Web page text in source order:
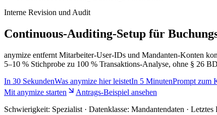
Interne Revision und Audit
Continuous-Auditing-Setup für
anymize entfernt Mitarbeiter-User-IDs und Mandanten-Konten
5–10 % Stichprobe zu 100 % Transaktions-Analyse, ohne § 26
In 30 SekundenWas anymize hier leistetIn 5 MinutenPrompt zum
Mit anymize starten
Antrags-Beispiel ansehen
Schwierigkeit: Spezialist · Datenklasse: Mandantendaten · Letztes